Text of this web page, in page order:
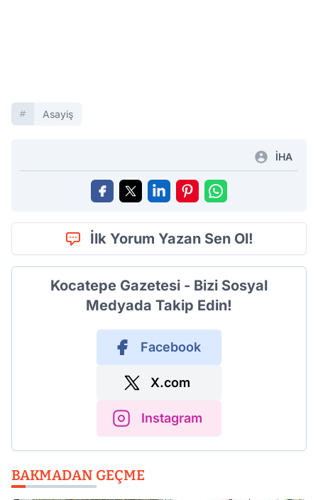
Asayiş
İHA
İlk Yorum Yazan Sen Ol!
Kocatepe Gazetesi - Bizi Sosyal
Medyada Takip Edin!
Facebook
X.com
Instagram
BAKMADAN GEÇME